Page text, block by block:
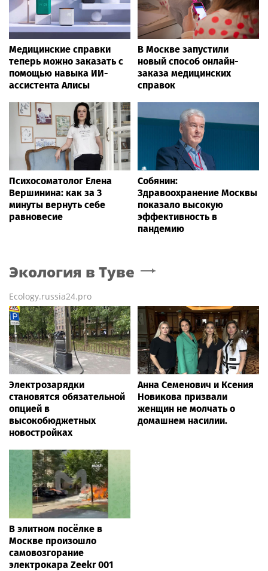
Медицинские справки
теперь можно заказать с
помощью навыка ИИ-
ассистента Алисы
В Москве запустили
новый способ онлайн-
заказа медицинских
справок
Психосоматолог Елена
Вершинина: как за 3
минуты вернуть себе
равновесие
Собянин:
Здравоохранение Москвы
показало высокую
эффективность в
пандемию
Экология в Туве
Ecology.russia24.pro
Электрозарядки
становятся обязательной
опцией в
высокобюджетных
новостройках
Анна Семенович и Ксения
Новикова призвали
женщин не молчать о
домашнем насилии.
В элитном посёлке в
Москве произошло
самовозгорание
электрокара Zeekr 001